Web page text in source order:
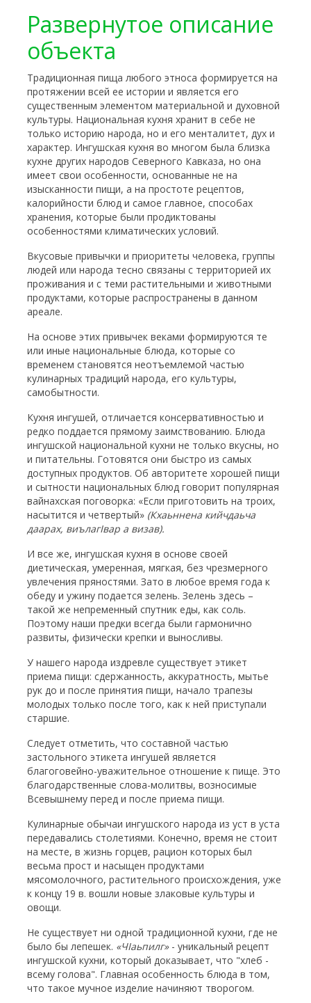
Развернутое описание
объекта
Традиционная пища любого этноса формируется на
протяжении всей ее истории и является его
существенным элементом материальной и духовной
культуры. Национальная кухня хранит в себе не
только историю народа, но и его менталитет, дух и
характер. Ингушская кухня во многом была близка
кухне других народов Северного Кавказа, но она
имеет свои особенности, основанные не на
изысканности пищи, а на простоте рецептов,
калорийности блюд и самое главное, способах
хранения, которые были продиктованы
особенностями климатических условий.
Вкусовые привычки и приоритеты человека, группы
людей или народа тесно связаны с территорией их
проживания и с теми растительными и животными
продуктами, которые распространены в данном
ареале.
На основе этих привычек веками формируются те
или иные национальные блюда, которые со
временем становятся неотъемлемой частью
кулинарных традиций народа, его культуры,
самобытности.
Кухня ингушей, отличается консервативностью и
редко поддается прямому заимствованию. Блюда
ингушской национальной кухни не только вкусны, но
и питательны. Готовятся они быстро из самых
доступных продуктов. Об авторитете хорошей пищи
и сытности национальных блюд говорит популярная
вайнахская поговорка: «Если приготовить на троих,
насытится и четвертый» (Кхаьннена кийчдаьча
даарах, виълагIвар а визав).
И все же, ингушская кухня в основе своей
диетическая, умеренная, мягкая, без чрезмерного
увлечения пряностями. Зато в любое время года к
обеду и ужину подается зелень. Зелень здесь –
такой же непременный спутник еды, как соль.
Поэтому наши предки всегда были гармонично
развиты, физически крепки и выносливы.
У нашего народа издревле существует этикет
приема пищи: сдержанность, аккуратность, мытье
рук до и после принятия пищи, начало трапезы
молодых только после того, как к ней приступали
старшие.
Следует отметить, что составной частью
застольного этикета ингушей является
благоговейно-уважительное отношение к пище. Это
благодарственные слова-молитвы, возносимые
Всевышнему перед и после приема пищи.
Кулинарные обычаи ингушского народа из уст в уста
передавались столетиями. Конечно, время не стоит
на месте, в жизнь горцев, рацион которых был
весьма прост и насыщен продуктами
мясомолочного, растительного происхождения, уже
к концу 19 в. вошли новые злаковые культуры и
овощи.
Не существует ни одной традиционной кухни, где не
было бы лепешек. «ЧIаьпилг»- уникальный рецепт
ингушской кухни, который доказывает, что "хлеб -
всему голова". Главная особенность блюда в том,
что такое мучное изделие начиняют творогом.